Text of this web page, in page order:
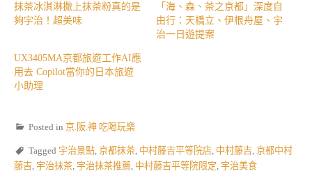
抹茶冰淇淋撒上抹茶粉真的是
夠宇治！超美味
「海、森、茶之京都」深度自
由行：天橋立、伊根舟屋、宇
治一日遊提案
UX3405MA京都旅遊工作AI應
用去 Copilot當你的日本旅遊
小助理
Posted in 京.阪.神 吃喝玩樂
Tagged 宇治景點 京都抹茶 中村藤吉平等院店 中村藤吉 京都中村
藤吉 宇治抹茶 宇治抹茶推薦 中村藤吉平等院限定 宇治美食